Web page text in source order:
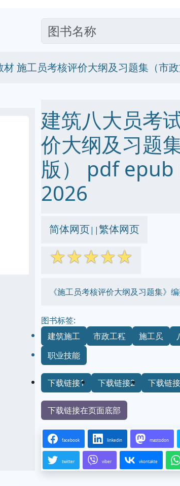
施工员考核评价大纲及习题集（市政
建筑八大员考
价大纲及习题
版） pdf
2026
简体网页||繁体网页
☆☆☆☆☆
《施工员考核评价大纲及习题集》
图书标签:
建筑施工
市政工程 施工员
职业技能
下载链接1 下载链接2 下载链
下载链接在页面底部
facebook linkedin mastodon
twitter viber vkontakte